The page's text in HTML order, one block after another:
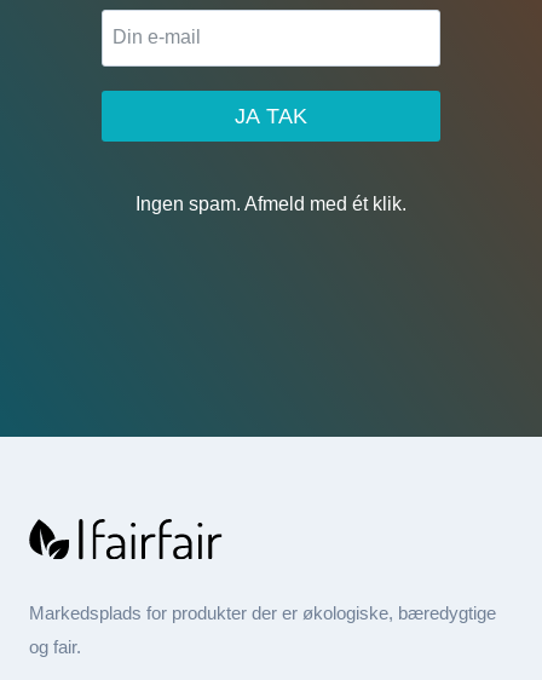
JA TAK
Ingen spam. Afmeld med ét klik.
Markedsplads for produkter der er økologiske, bæredygtige
og fair.